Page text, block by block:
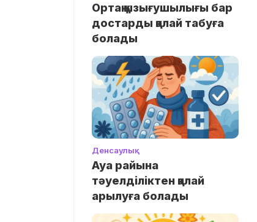
Ортақ қызығушылығы бар
достарды қалай табуға
болады
Денсаулық
Ауа райына
тәуелділіктен қалай
арылуға болады